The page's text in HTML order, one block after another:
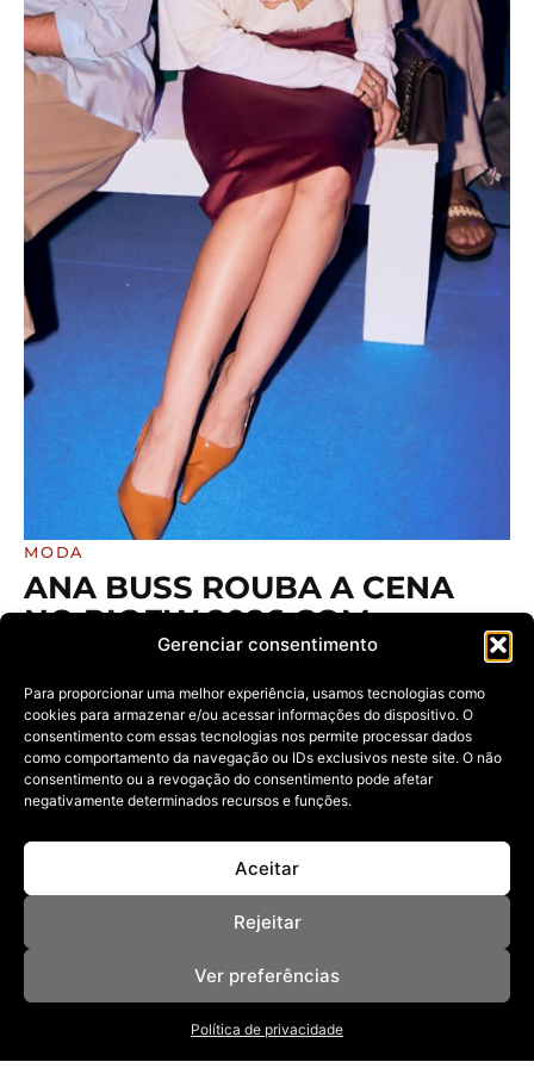
Gerenciar consentimento
Para proporcionar uma melhor experiência, usamos tecnologias como
cookies para armazenar e/ou acessar informações do dispositivo. O
consentimento com essas tecnologias nos permite processar dados
como comportamento da navegação ou IDs exclusivos neste site. O não
consentimento ou a revogação do consentimento pode afetar
negativamente determinados recursos e funções.
Aceitar
Rejeitar
Ver preferências
Política de privacidade
MODA
ANA BUSS ROUBA A CENA
NO RIOFW 2026 COM
SEQUÊNCIA DE LOOKS QUE
VIROU ASSUNTO ENTRE
FASHIONISTAS
19/04/2026
Influenciadora acompanhou os quatro dias de evento
com uma leitura de estilo
NOSSAS REVISTAS
NEWSLETTER